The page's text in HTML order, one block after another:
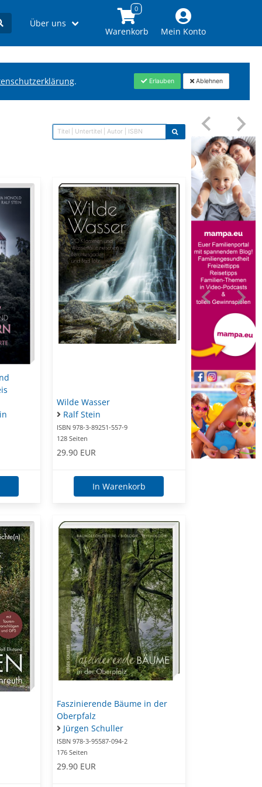
Über uns
Warenkorb Mein Konto
. Erlauben Ablehnen
Wilde Wasser
Ralf Stein
ISBN 978-3-89251-557-9
128 Seiten
29.90 EUR
In Warenkorb
Faszinierende Bäume in der
Oberpfalz
Jürgen Schuller
ISBN 978-3-95587-094-2
176 Seiten
29.90 EUR